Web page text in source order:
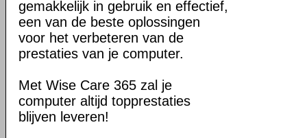
gemakkelijk in gebruik en effectief,
een van de beste oplossingen
voor het verbeteren van de
prestaties van je computer.
Met Wise Care 365 zal je
computer altijd topprestaties
blijven leveren!